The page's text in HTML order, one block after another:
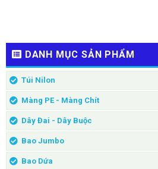
DANH MỤC SẢN PHẨM
Túi Nilon
Màng PE - Màng Chít
Dây Đai - Dây Buộc
Bao Jumbo
Bao Dứa